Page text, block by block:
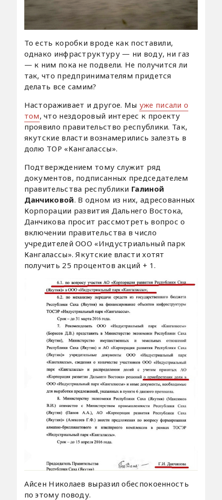
То есть коробки вроде как поставили,
однако инфраструктуру — ни воду, ни газ
— к ним пока не подвели. Не получится ли
так, что предпринимателям придется
делать все самим?
Настораживает и другое. Мы уже писали о
том, что нездоровый интерес к проекту
проявило правительство республики. Так,
якутские власти вознамерились залезть в
долю ТОР «Кангалассы».
Подтверждением тому служит ряд
документов, подписанных председателем
правительства республики Галиной
Данчиковой. В одном из них, адресованных
Корпорации развития Дальнего Востока,
Данчикова просит рассмотреть вопрос о
включении правительства в число
учредителей ООО «Индустриальный парк
Кангалассы». Якутские власти хотят
получить 25 процентов акций + 1.
Айсен Николаев выразил обеспокоенность
по этому поводу.